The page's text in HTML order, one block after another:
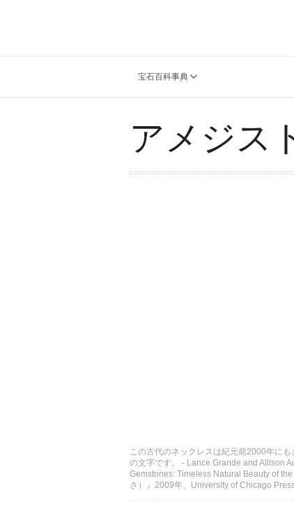
宝石百科事典
アメジス
この古代のネックレスは紀元前2000年に
の文字です。 - Lance Grande and Allison
Gemstones: Timeless Natural Beauty of
さ）』2009年、University of Chicago